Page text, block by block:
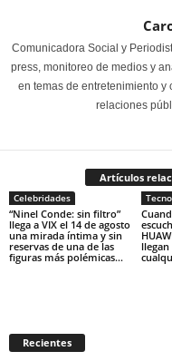
Comunicadora Social y
press, monitoreo de medios y
en temas de entretenimiento y
relaciones
Artículos
Celebridades
“Ninel Conde: sin filtro”
llega a VIX el 14 de agosto
una mirada íntima y sin
reservas de una de las
figuras más polémicas...
Recientes